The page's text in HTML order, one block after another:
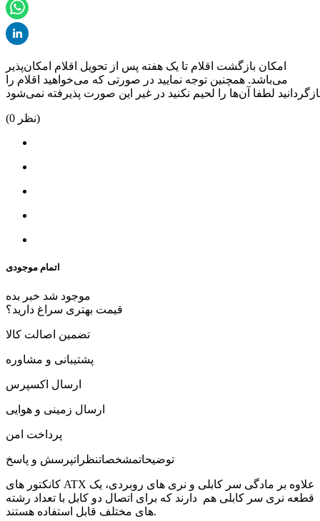
امکان بازگشت اقلام تا یک هفته پس از تحویل اقلام امکان‌پذیر
می‌باشد. همچنین توجه نمایید در صورتی که می‌خواهید اقلام را
(0 نظر)
اتمام موجودی
موجود شد خبر بده
قیمت بهتری سراغ دارید؟
تضمین اصالت کالا
پشتیبانی و مشاوره
ارسال اکسپرس
ارسال زمینی و هوایی
پرداخت امن
توضیحاتمشخصاتنظراتپرسش و پاسخ
کانکتور های ATX علاوه بر مادگی سر کابلی و نری های روبردی، یک
قطعه نری سر کابلی هم دارند که برای اتصال دو کابل با تعداد رشته
های مختلف قابل استفاده هستند.